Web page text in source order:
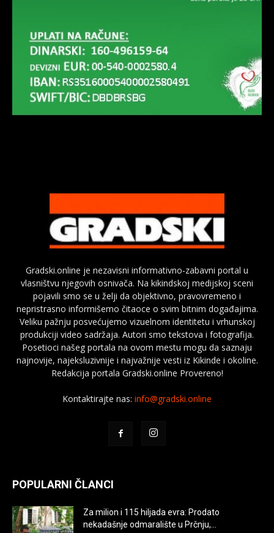
Gradski.online je nezavisni informativno-zabavni portal u
vlasništvu njegovih osnivača. Na kikindskoj medijskoj sceni
pojavili smo se u želji da objektivno, pravovremeno i
nepristrasno informišemo čitaoce o svim bitnim događajima.
Veliku pažnju posvećujemo vizuelnom identitetu i vrhunskoj
produkciji video sadržaja. Autori smo tekstova i fotografija.
Posetioci našeg portala na ovom mestu mogu da saznaju
najnovije, najeksluzivnije i najvažnije vesti iz Kikinde i okoline.
Redakcija portala Gradski.online Provereno!
Kontaktirajte nas: info@gradski.online
POPULARNI ČLANCI
Za milion i 115 hiljada evra: Prodato
nekadašnje odmaralište u Prčnju,...